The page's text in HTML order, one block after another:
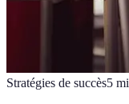
Stratégies de succès5